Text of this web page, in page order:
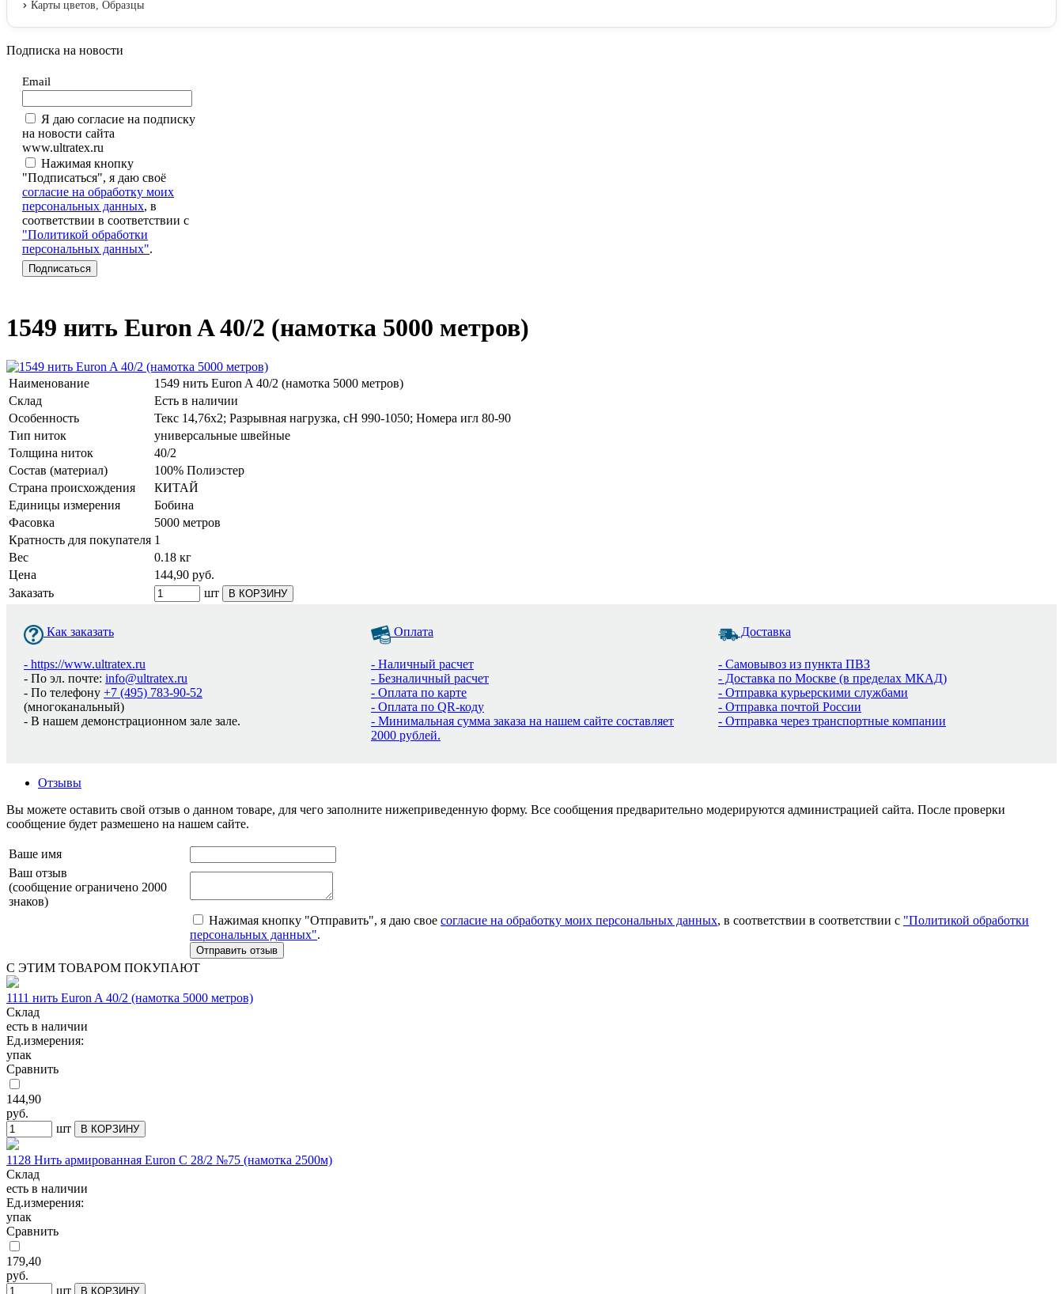
Карты цветов, Образцы
Подписка на новости
Email
Я даю согласие на подписку
на новости сайта
www.ultratex.ru
Нажимая кнопку
"Подписаться", я даю своё
согласие на обработку моих
персональных данных, в
соответствии в соответствии с
"Политикой обработки
персональных данных".
1549 нить Euron A 40/2 (намотка 5000 метров)
Наименование
1549 нить Euron A 40/2 (намотка 5000 метров)
Склад
Есть в наличии
Особенность
Текс 14,76х2; Разрывная нагрузка, сН 990-1050; Номера игл 80-90
Тип ниток
универсальные швейные
Толщина ниток
40/2
Состав (материал)
100% Полиэстер
Страна происхождения
КИТАЙ
Единицы измерения
Бобина
Фасовка
5000 метров
Кратность для покупателя 1
Вес
0.18 кг
Цена
144,90 руб.
Заказать
шт В КОРЗИНУ
Как заказать
- https://www.ultratex.ru
- По эл. почте: info@ultratex.ru
- По телефону +7 (495) 783-90-52
(многоканальный)
- В нашем демонстрационном зале зале.
Оплата
- Наличный расчет
- Безналичный расчет
- Оплата по карте
- Оплата по QR-коду
- Минимальная сумма заказа на нашем сайте составляет
2000 рублей.
Доставка
- Самовывоз из пункта ПВЗ
- Доставка по Москве (в пределах МКАД)
- Отправка курьерскими службами
- Отправка почтой России
- Отправка через транспортные компании
Отзывы
Вы можете оставить свой отзыв о данном товаре, для чего заполните нижеприведенную форму. Все сообщения предварительно модерируются администрацией сайта. После проверки
сообщение будет размешено на нашем сайте.
Ваше имя
Ваш отзыв
(сообщение ограничено 2000
знаков)
Нажимая кнопку "Отправить", я даю свое согласие на обработку моих персональных данных, в соответствии в соответствии с "Политикой обработки
персональных данных".
С ЭТИМ ТОВАРОМ ПОКУПАЮТ
1111 нить Euron A 40/2 (намотка 5000 метров)
Склад
есть в наличии
Ед.измерения:
упак
Сравнить
144,90
руб.
шт
В КОРЗИНУ
1128 Нить армированная Euron C 28/2 №75 (намотка 2500м)
Склад
есть в наличии
Ед.измерения:
упак
Сравнить
179,40
руб.
шт
В КОРЗИНУ